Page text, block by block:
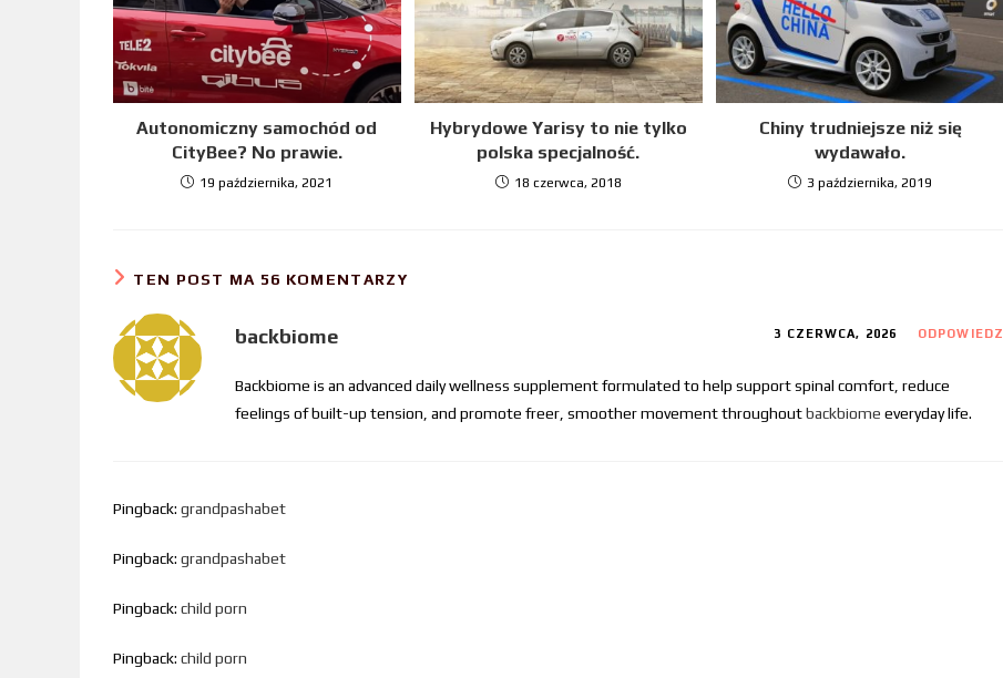
Autonomiczny samochód od
CityBee? No prawie.
19 października, 2021
Hybrydowe Yarisy to nie tylko
polska specjalność.
18 czerwca, 2018
Chiny trudniejsze niż się
wydawało.
3 października, 2019
TEN POST MA 56 KOMENTARZY
backbiome 3 CZERWCA, 2026 ODPOWIEDZ
Backbiome is an advanced daily wellness supplement formulated to help support spinal comfort, reduce
feelings of built-up tension, and promote freer, smoother movement throughoutbackbiome everyday life.
Pingback: grandpashabet
Pingback: grandpashabet
Pingback: child porn
Pingback: child porn